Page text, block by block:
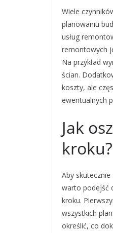
Wiele
planowaniu
usług
remontowych
Na przykład
ścian.
koszty, ale
ewentualnych
Jak
kroku?
Aby
warto podejść
kroku.
wszystkich
określić, co